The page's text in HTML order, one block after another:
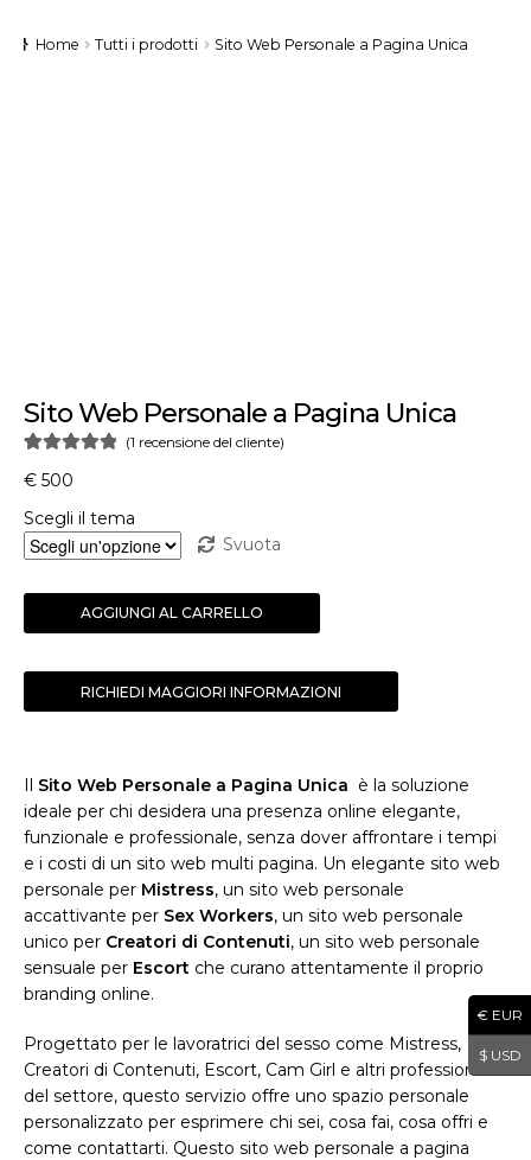
Home Tutti i prodotti Sito Web Personale a Pagina Unica
Sito Web Personale a Pagina Unica
direcensioni
(1 recensione del cliente)
€500
Scegli il tema
Svuota
Web
Pagina
AGGIUNGI AL CARRELLO
RICHIEDI MAGGIORI INFORMAZIONI
Il Sito Web Personale a Pagina Unica è la soluzione
ideale per chi desidera una presenza online elegante,
funzionale e professionale, senza dover affrontare i tempi
e i costi di un sito web multi pagina. Un elegante sito web
personale per Mistress, un sito web personale
accattivante per Sex Workers, un sito web personale
unico per Creatori di Contenuti, un sito web personale
sensuale per Escortche curano attentamente il proprio
branding online.
Progettato per le lavoratrici del sesso come Mistress,
Creatori di Contenuti, Escort, Cam Girl e altri professionisti
del settore, questo servizio offre uno spazio personale
personalizzato per esprimere chi sei, cosa fai, cosa offri e
come contattarti. Questo sito web personale a pagina
€ EUR
$ USD